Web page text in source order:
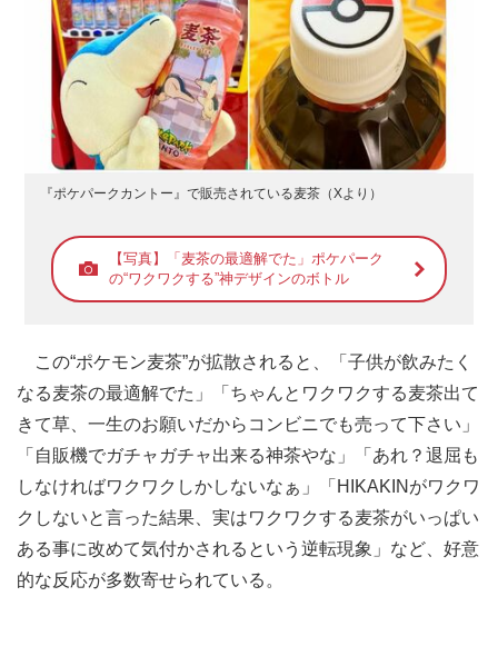
『ポケパークカントー』で販売されている麦茶（Xより）
【写真】「麦茶の最適解でた」ポケパーク
の“ワクワクする”神デザインのボトル
この“ポケモン麦茶”が拡散されると、「子供が飲みたく
なる麦茶の最適解でた」「ちゃんとワクワクする麦茶出て
きて草、一生のお願いだからコンビニでも売って下さい」
「自販機でガチャガチャ出来る神茶やな」「あれ？退屈も
しなければワクワクしかしないなぁ」「HIKAKINがワクワ
クしないと言った結果、実はワクワクする麦茶がいっぱい
ある事に改めて気付かされるという逆転現象」など、好意
的な反応が多数寄せられている。